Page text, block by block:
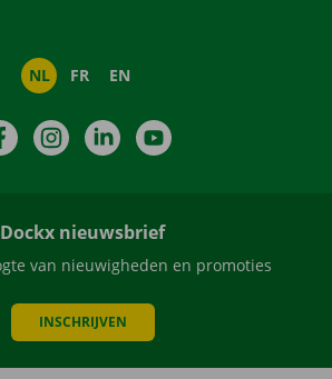
NL FR EN
FacebookInstagramLinkedIn
Dockx nieuwsbrief
van nieuwigheden en promoties
INSCHRIJVEN